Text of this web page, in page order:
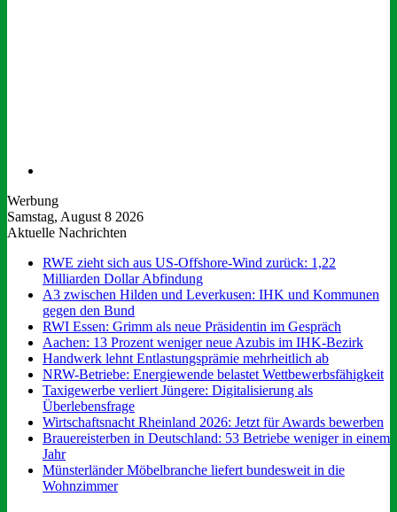
Werbung
Samstag, August 8 2026
Aktuelle Nachrichten
RWE zieht sich aus US-Offshore-Wind zurück: 1,22
Milliarden Dollar Abfindung
A3 zwischen Hilden und Leverkusen: IHK und Kommunen
gegen den Bund
RWI Essen: Grimm als neue Präsidentin im Gespräch
Aachen: 13 Prozent weniger neue Azubis im IHK-Bezirk
Handwerk lehnt Entlastungsprämie mehrheitlich ab
NRW-Betriebe: Energiewende belastet Wettbewerbsfähigkeit
Taxigewerbe verliert Jüngere: Digitalisierung als
Überlebensfrage
Wirtschaftsnacht Rheinland 2026: Jetzt für Awards bewerben
Brauereisterben in Deutschland: 53 Betriebe weniger in einem
Jahr
Münsterländer Möbelbranche liefert bundesweit in die
Wohnzimmer